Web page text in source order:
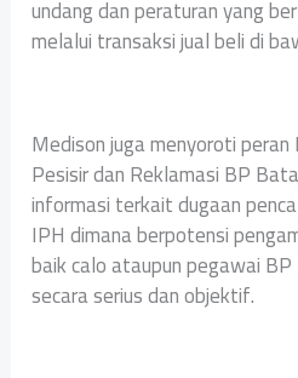
undang dan peraturan yang
melalui transaksi jual beli di
Medison juga menyoroti
Pesisir dan Reklamasi BP
informasi terkait dugaan
IPH dimana berpotensi
baik calo ataupun pegawai
secara serius dan objektif.